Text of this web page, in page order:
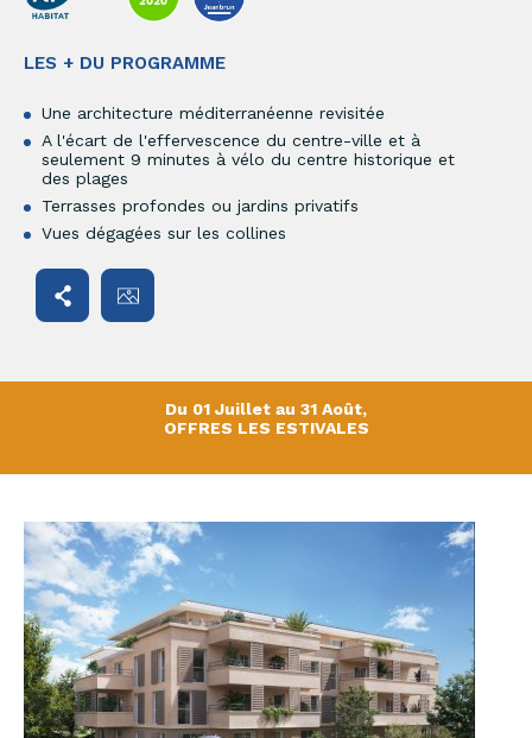
Du 01 Juillet au 31 Août,
OFFRES LES ESTIVALES
LES + DU PROGRAMME
Une architecture méditerranéenne revisitée
A l'écart de l'effervescence du centre-ville et à
seulement 9 minutes à vélo du centre historique et
des plages
Terrasses profondes ou jardins privatifs
Vues dégagées sur les collines